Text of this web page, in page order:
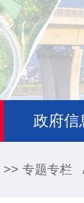
政府信
>> 专题专栏